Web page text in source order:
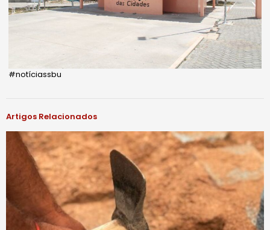
#notíciassbu
Artigos Relacionados